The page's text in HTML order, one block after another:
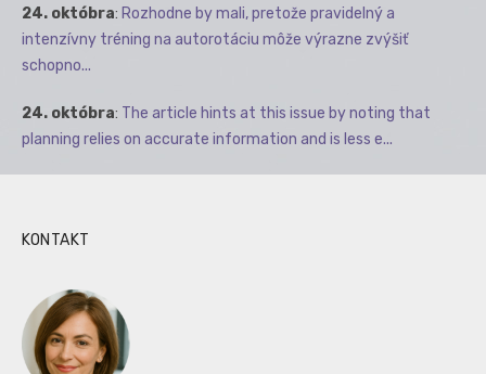
24. októbra: Rozhodne by mali, pretože pravidelný a
intenzívny tréning na autorotáciu môže výrazne zvýšiť
schopno...
24. októbra: The article hints at this issue by noting that
planning relies on accurate information and is less e...
KONTAKT